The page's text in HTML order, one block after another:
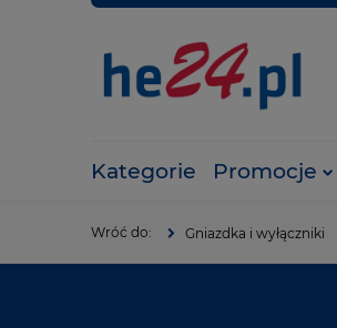
Kategorie Promocje
Gniazdka i wyłączniki